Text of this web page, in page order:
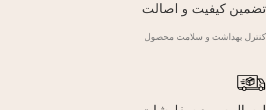
تضمین کیفیت و اصالت
کنترل بهداشت و سلامت محصول